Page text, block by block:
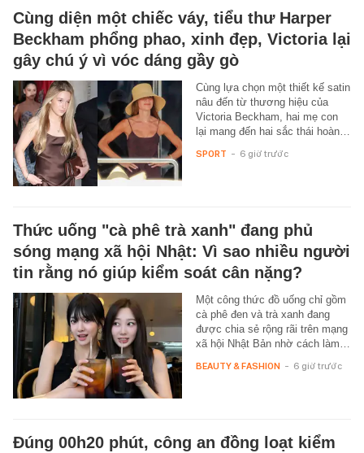
Cùng diện một chiếc váy, tiểu thư Harper
Beckham phổng phao, xinh đẹp, Victoria lại
gây chú ý vì vóc dáng gầy gò
Cùng lựa chọn một thiết kế satin
nâu đến từ thương hiệu của
Victoria Beckham, hai mẹ con
lại mang đến hai sắc thái hoàn…
SPORT - 6 giờ trước
Thức uống "cà phê trà xanh" đang phủ
sóng mạng xã hội Nhật: Vì sao nhiều người
tin rằng nó giúp kiểm soát cân nặng?
Một công thức đồ uống chỉ gồm
cà phê đen và trà xanh đang
được chia sẻ rộng rãi trên mạng
xã hội Nhật Bản nhờ cách làm…
BEAUTY & FASHION - 6 giờ trước
Đúng 00h20 phút, công an đồng loạt kiểm